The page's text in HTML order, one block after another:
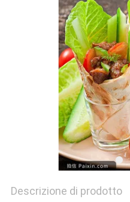
Descrizione di prodotto